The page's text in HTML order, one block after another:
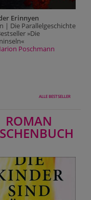
Erinnyen
| Die Parallelgeschichte
»Die
Poschmann
ALLE BESTSELLER
ROMAN